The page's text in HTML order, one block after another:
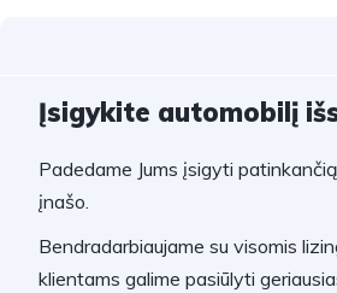
Įsigykite automobilį
Padedame Jums įsigyti
įnašo.
Bendradarbiaujame su visomis
klientams galime pasiūlyti